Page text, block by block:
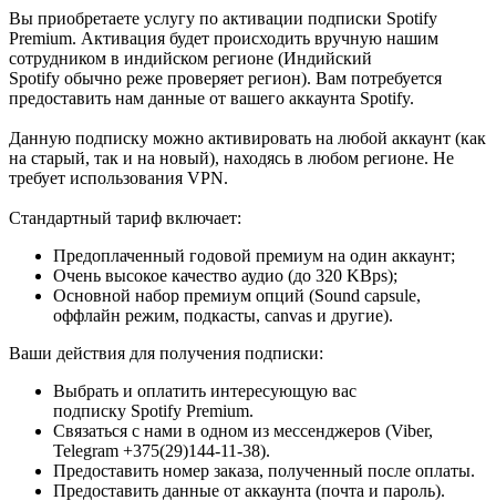
Вы приобретаете услугу по активации подписки Spotify
Premium. Активация будет происходить вручную нашим
сотрудником в индийском регионе (Индийский
Spotify обычно реже проверяет регион). Вам потребуется
предоставить нам данные от вашего аккаунта Spotify.
Данную подписку можно активировать на любой аккаунт (как
на старый, так и на новый), находясь в любом регионе. Не
требует использования VPN.
Стандартный тариф включает:
Предоплаченный годовой премиум на один аккаунт;
Очень высокое качество аудио (до 320 KBps);
Основной набор премиум опций (Sound capsule,
оффлайн режим, подкасты, canvas и другие).
Ваши действия для получения подписки:
Выбрать и оплатить интересующую вас
подписку Spotify Premium.
Связаться с нами в одном из мессенджеров (Viber,
Telegram +375(29)144-11-38).
Предоставить номер заказа, полученный после оплаты.
Предоставить данные от аккаунта (почта и пароль).